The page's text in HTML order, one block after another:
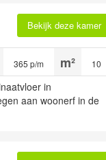
Bekijk deze kamer
10
365 p/m
in
aan woonerf in de